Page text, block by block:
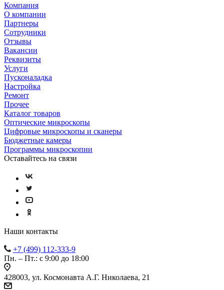
Компания
О компании
Партнеры
Сотрудники
Отзывы
Вакансии
Реквизиты
Услуги
Пусконаладка
Настройка
Ремонт
Прочее
Каталог товаров
Оптические микроскопы
Цифровые микроскопы и сканеры
Бюджетные камеры
Программы микроскопии
Оставайтесь на связи
Наши контакты
+7 (499) 112-333-9
Пн. – Пт.: с 9:00 до 18:00
428003, ул. Космонавта А.Г. Николаева, 21